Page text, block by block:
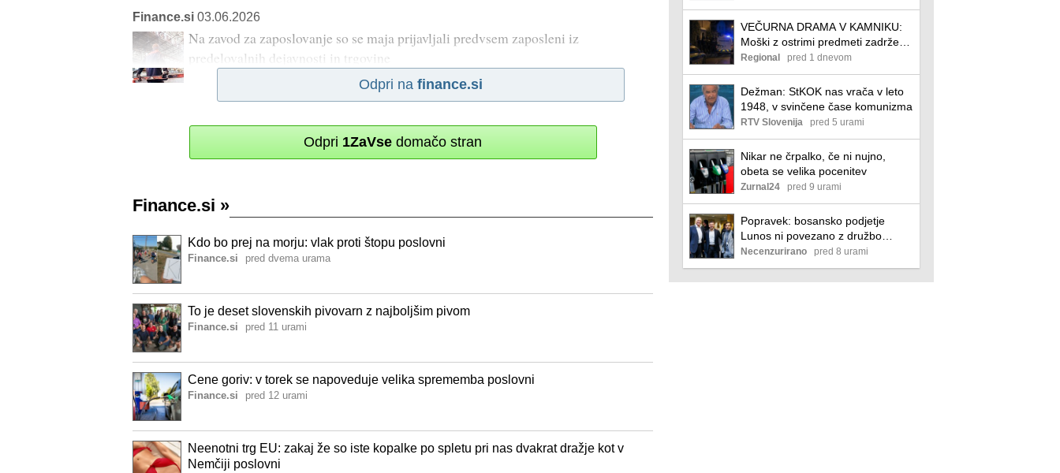
Finance.si 03.06.2026
Na zavod za zaposlovanje so se maja prijavljali predvsem zaposleni iz
predelovalnih dejavnosti in trgovine
Odpri na finance.si
Odpri 1ZaVse domačo stran
Finance.si »
Kdo bo prej na morju: vlak proti štopu poslovni
Finance.si pred dvema urama
To je deset slovenskih pivovarn z najboljšim pivom
Finance.si pred 11 urami
Cene goriv: v torek se napoveduje velika sprememba poslovni
Finance.si pred 12 urami
Neenotni trg EU: zakaj že so iste kopalke po spletu pri nas dvakrat dražje kot v
Nemčiji poslovni
pršuta
VEČURNA DRAMA V KAMNIKU:
Moški z ostrimi predmeti zadrževal
otroka
Regional pred 1 dnevom
Dežman: StKOK nas vrača v leto
1948, v svinčene čase komunizma
RTV Slovenija pred 5 urami
Nikar ne črpalko, če ni nujno,
obeta se velika pocenitev
Zurnal24 pred 9 urami
Popravek: bosansko podjetje
Lunos ni povezano z družbo
Lunos Slovenija
Necenzurirano pred 8 urami